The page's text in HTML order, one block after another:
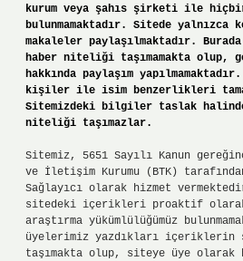
kurum veya şahıs şirketi ile
bulunmamaktadır. Sitede yalnızca
makaleler paylaşılmaktadır.
haber niteliği taşımamakta olup,
hakkında paylaşım
kişiler ile isim benzerlikleri
Sitemizdeki bilgiler taslak
niteliği taşımazlar.
Sitemiz, 5651 Sayılı Kanun
ve İletişim Kurumu (BTK)
Sağlayıcı olarak hizmet
sitedeki içerikleri proaktif olarak
araştırma yükümlülüğümüz
üyelerimiz yazdıkları içeriklerin
taşımakta olup, siteye üye olarak